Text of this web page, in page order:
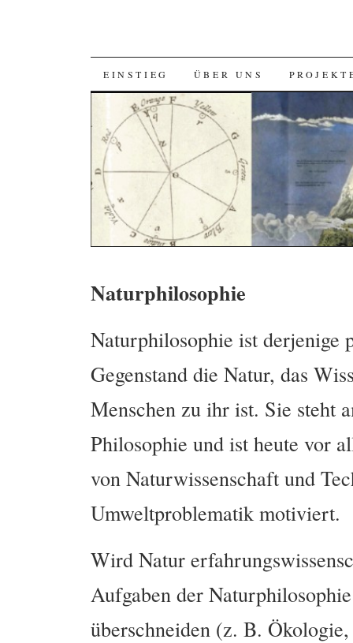
SKIP
CONTENT
EINSTIEG ÜBER UNS
Naturphilosophie
Naturphilosophie ist derjenige
Gegenstand die Natur, das
Menschen zu ihr ist. Sie steht
Philosophie und ist heute vor
von Naturwissenschaft und
Umweltproblematik motiviert.
Wird Natur
Aufgaben der
überschneiden (z. B.